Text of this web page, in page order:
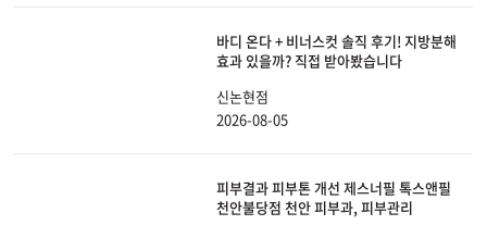
바디 온다 + 비너스컷 솔직 후기! 지방분해
효과 있을까? 직접 받아봤습니다
신논현점
2026-08-05
피부결과 피부톤 개선 제스너필 톡스앤필
천안불당점 천안 피부과, 피부관리